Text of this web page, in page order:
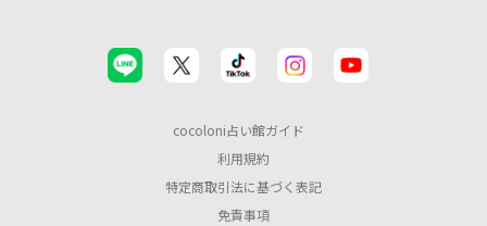
cocoloni占い館ガイド
利用規約
特定商取引法に基づく表記
免責事項